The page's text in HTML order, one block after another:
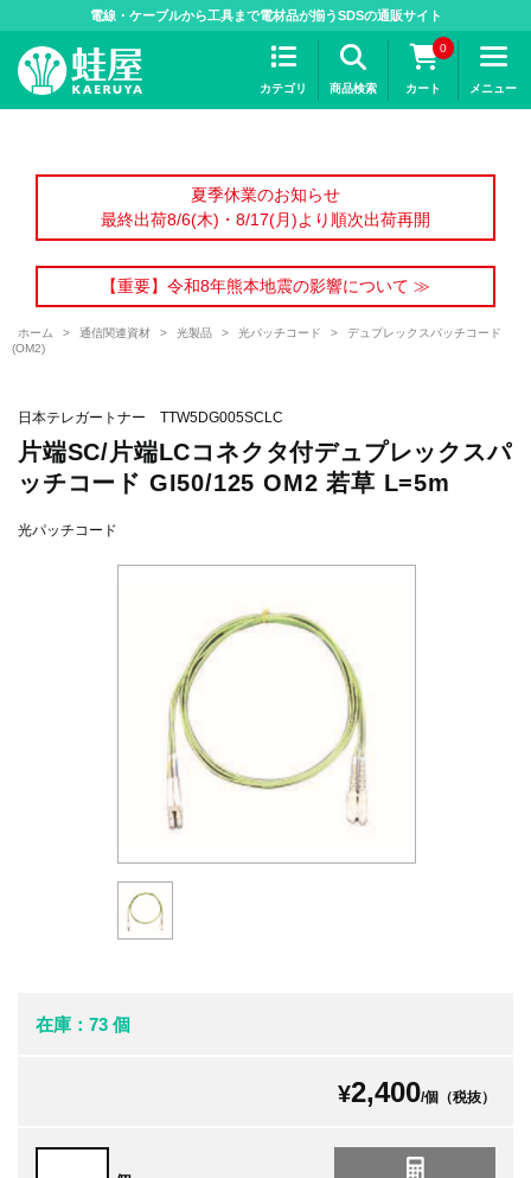
電線・ケーブルから工具まで電材品が揃うSDSの通販サイト
カテゴリ 商品検索
0
カート メニュー
夏季休業のお知らせ
最終出荷8/6(木)・8/17(月)より順次出荷再開
【重要】令和8年熊本地震の影響について ≫
ホーム > 通信関連資材 > 光製品 > 光パッチコード >
デュプレックスパッチコード
(OM2)
日本テレガートナー TTW5DG005SCLC
片端SC/片端LCコネクタ付デュプレックスパ
ッチコード GI50/125 OM2 若草 L=5m
光パッチコード
在庫：73 個
¥2,400/個（税抜）